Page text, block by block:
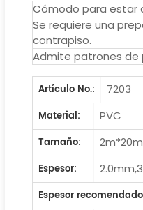
Cómodo para estar
Se requiere una
contrapiso.
Admite patrones de
Artículo No.:
7203
Material:
PVC
Tamaño:
2m*20m
Espesor:
Espesor